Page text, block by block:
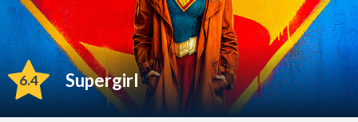
6.4 Supergirl